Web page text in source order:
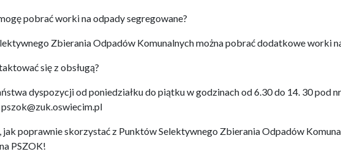
pobrać worki na odpady segregowane?
Zbierania Odpadów Komunalnych można pobrać dodatkowe worki
się z obsługą?
dyspozycji od poniedziałku do piątku w godzinach od 6.30 do 14. 30 pod
jak poprawnie skorzystać z Punktów Selektywnego Zbierania Odpadów
PSZOK!